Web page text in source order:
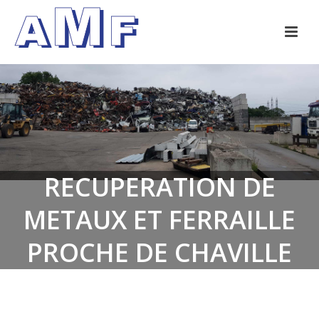
RECUPERATION DE
METAUX ET FERRAILLE
PROCHE DE CHAVILLE